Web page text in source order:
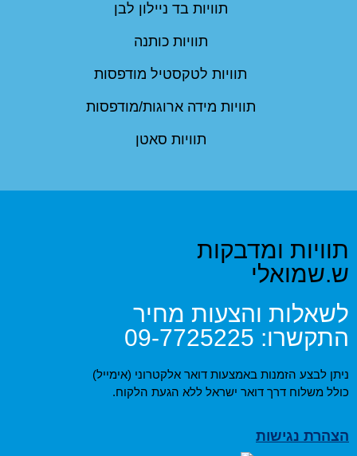
תוויות בד ניילון לבן
תוויות כותנה
תוויות לטקסטיל מודפסות
תוויות מידה ארוגות/מודפסות
תוויות סאטן
תוויות ומדבקות
ש.שמואלי
לשאלות והצעות מחיר
התקשרו: 09-7725225
ניתן לבצע הזמנות באמצעות דואר אלקטרוני (אימייל)
כולל משלוח דרך דואר ישראל ללא הגעת הלקוח.
הצהרת נגישות